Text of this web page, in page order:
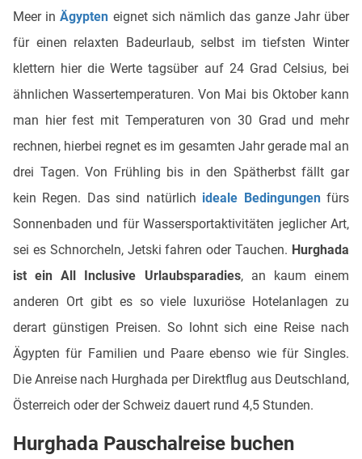
Meer inÄgypten eignet sich nämlich das ganze Jahr über
für einen relaxten Badeurlaub, selbst im tiefsten Winter
klettern hier die Werte tagsüber auf 24 Grad Celsius, bei
ähnlichen Wassertemperaturen. Von Mai bis Oktober kann
man hier fest mit Temperaturen von 30 Grad und mehr
rechnen, hierbei regnet es im gesamten Jahr gerade mal an
drei Tagen. Von Frühling bis in den Spätherbst fällt gar
kein Regen. Das sind natürlich ideale Bedingungenfürs
Sonnenbaden und für Wassersportaktivitäten jeglicher Art,
sei es Schnorcheln, Jetski fahren oder Tauchen. Hurghada
ist ein All Inclusive Urlaubsparadies, an kaum einem
anderen Ort gibt es so viele luxuriöse Hotelanlagen zu
derart günstigen Preisen. So lohnt sich eine Reise nach
Ägypten für Familien und Paare ebenso wie für Singles.
Die Anreise nach Hurghada per Direktflug aus Deutschland,
Österreich oder der Schweiz dauert rund 4,5 Stunden.
Hurghada Pauschalreise buchen